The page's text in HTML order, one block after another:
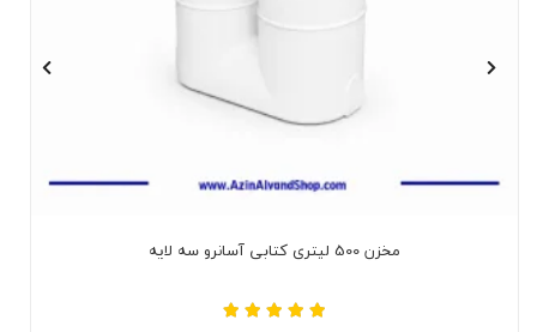
مخزن 500 لیتری کتابی آسانرو سه لایه